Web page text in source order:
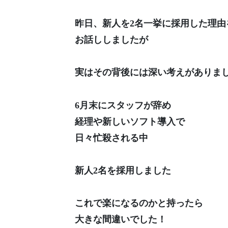
昨日、新人を2名一挙に採用した理由
お話ししましたが
実はその背後には深い考えがありま
6月末にスタッフが辞め
経理や新しいソフト導入で
日々忙殺される中
新人2名を採用しました
これで楽になるのかと持ったら
大きな間違いでした！